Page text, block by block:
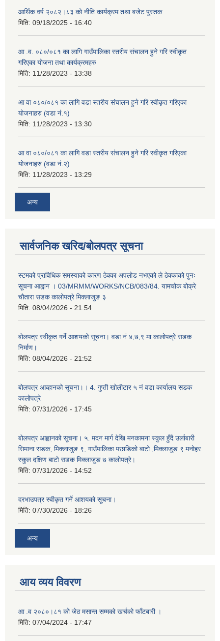
आर्थिक वर्ष २०८२।८३ को नीति कार्यक्रम तथा बजेट पुस्तक
मिति: 09/18/2025 - 16:40
आ .व. ०८०/०८१ का लागि गाउँपालिका स्तरीय संचालन हुने गरि स्वीकृत
गरिएका योजना तथा कार्यक्रमहरु
मिति: 11/28/2023 - 13:38
आ वा ०८०/०८१ का लागि वडा स्तरीय संचालन हुने गरि स्वीकृत गरिएका
योजनाहरु (वडा नं.१)
मिति: 11/28/2023 - 13:30
आ वा ०८०/०८१ का लागि वडा स्तरीय संचालन हुने गरि स्वीकृत गरिएका
योजनाहरु (वडा नं.२)
मिति: 11/28/2023 - 13:29
अन्य
सार्वजनिक खरिद/बोलपत्र सूचना
स्टमको प्राविधिक समस्याको कारण ठेक्का अपलोड नभएको ले ठेक्काको पुनः
सूचना आह्वान । 03/MRMM/WORKS/NCB/083/84. यामचोक बोक्रे
चौतारा सडक कालोपत्रे मिक्लाजुङ ३
मिति: 08/04/2026 - 21:54
बोलपत्र स्वीकृत गर्ने आशयको सूचना। वडा नं ४,७,९ मा कालोपत्रे सडक
निर्माण।
मिति: 08/04/2026 - 21:52
बोलपत्र आव्हानको सूचना।। 4. गुप्ती खोलीटार ५ नं वडा कार्यालय सडक
कालोपत्रे
मिति: 07/31/2026 - 17:45
बोलपत्र आह्वानको सूचना। ५. मदन मार्ग देखि मनकामना स्कुल हुँदै उर्लाबारी
सिमाना सडक, मिक्लाजुङ ९, गाउँपालिका पछाडिको बाटो ,मिक्लाजुङ ९ मनोहर
स्कुल दक्षिण बाटो सडक मिक्लाजुङ ७ कालोपत्रे।
मिति: 07/31/2026 - 14:52
दरभाउपत्र स्वीकृत गर्ने आशयको सूचना।
मिति: 07/30/2026 - 18:26
अन्य
आय व्यय विवरण
आ .व २०८०।८१ को जेठ मसान्त सम्मको खर्चको फाँटबारी ।
मिति: 07/04/2024 - 17:47